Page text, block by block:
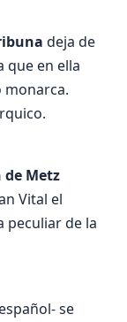
deja de
que en ella
de Metz
Vital el
peculiar de la
se